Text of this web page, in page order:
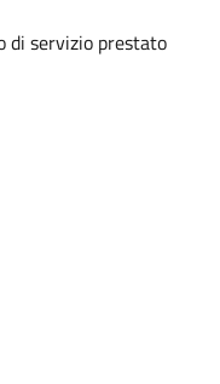
di servizio prestato